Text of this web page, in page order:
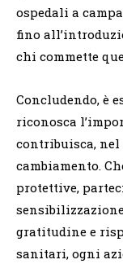
ospedali a
fino
chi commette
Concludendo, è
riconosca
contribuisca, nel
cambiamento.
protettive,
gratitudine e
sanitari, ogni